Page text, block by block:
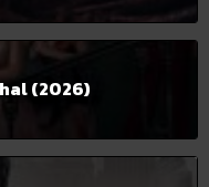
(2026)